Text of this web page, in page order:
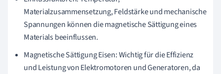
Materialzusammensetzung, Feldstärke und mechanische
Spannungen können die magnetische Sättigung eines
Materials beeinflussen.
Magnetische Sättigung Eisen: Wichtig für die Effizienz
und Leistung von Elektromotoren und Generatoren, da